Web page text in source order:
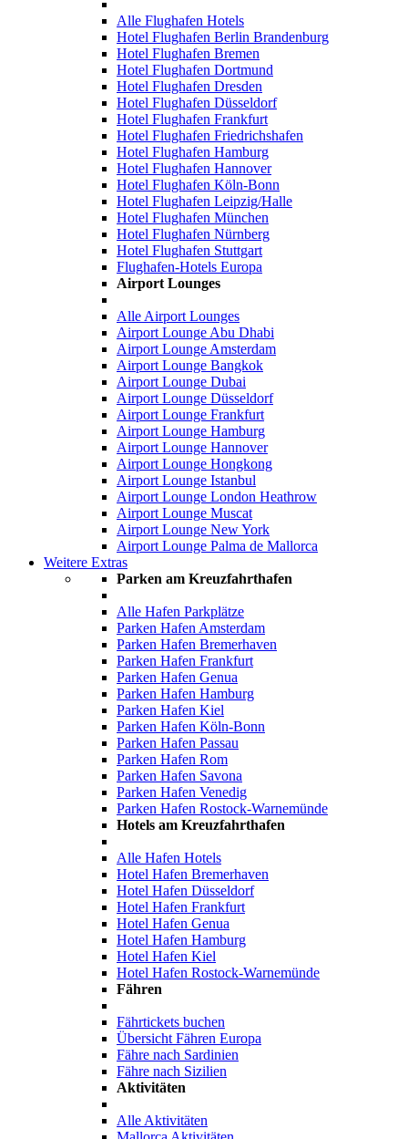
Alle Flughafen Hotels
Hotel Flughafen Berlin Brandenburg
Hotel Flughafen Bremen
Hotel Flughafen Dortmund
Hotel Flughafen Dresden
Hotel Flughafen Düsseldorf
Hotel Flughafen Frankfurt
Hotel Flughafen Friedrichshafen
Hotel Flughafen Hamburg
Hotel Flughafen Hannover
Hotel Flughafen Köln-Bonn
Hotel Flughafen Leipzig/Halle
Hotel Flughafen München
Hotel Flughafen Nürnberg
Hotel Flughafen Stuttgart
Flughafen-Hotels Europa
Airport Lounges
Alle Airport Lounges
Airport Lounge Abu Dhabi
Airport Lounge Amsterdam
Airport Lounge Bangkok
Airport Lounge Dubai
Airport Lounge Düsseldorf
Airport Lounge Frankfurt
Airport Lounge Hamburg
Airport Lounge Hannover
Airport Lounge Hongkong
Airport Lounge Istanbul
Airport Lounge London Heathrow
Airport Lounge Muscat
Airport Lounge New York
Airport Lounge Palma de Mallorca
Weitere Extras
Parken am Kreuzfahrthafen
Alle Hafen Parkplätze
Parken Hafen Amsterdam
Parken Hafen Bremerhaven
Parken Hafen Frankfurt
Parken Hafen Genua
Parken Hafen Hamburg
Parken Hafen Kiel
Parken Hafen Köln-Bonn
Parken Hafen Passau
Parken Hafen Rom
Parken Hafen Savona
Parken Hafen Venedig
Parken Hafen Rostock-Warnemünde
Hotels am Kreuzfahrthafen
Alle Hafen Hotels
Hotel Hafen Bremerhaven
Hotel Hafen Düsseldorf
Hotel Hafen Frankfurt
Hotel Hafen Genua
Hotel Hafen Hamburg
Hotel Hafen Kiel
Hotel Hafen Rostock-Warnemünde
Fähren
Fährtickets buchen
Übersicht Fähren Europa
Fähre nach Sardinien
Fähre nach Sizilien
Aktivitäten
Alle Aktivitäten